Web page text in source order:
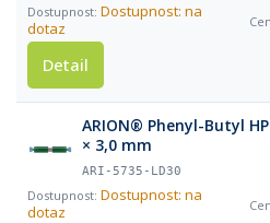
Dostupnost: na
dotaz
Detail
ARION® Phenyl-Butyl
× 3,0 mm
ARI-5735-LD30
Dostupnost: na
dotaz